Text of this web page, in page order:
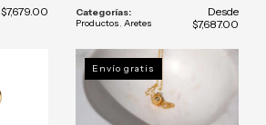
$7,679.00
Categorías:
Productos, Aretes
Desde
$7,687.00
Envío gratis